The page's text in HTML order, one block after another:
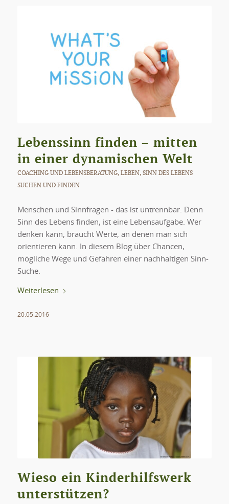
Lebenssinn finden – mitten
in einer dynamischen Welt
COACHING UND LEBENSBERATUNG, LEBEN, SINN DES LEBENS
SUCHEN UND FINDEN
Menschen und Sinnfragen - das ist untrennbar. Denn
Sinn des Lebens finden, ist eine Lebensaufgabe. Wer
denken kann, braucht Werte, an denen man sich
orientieren kann. In diesem Blog über Chancen,
mögliche Wege und Gefahren einer nachhaltigen Sinn-
Suche.
Weiterlesen
20.05.2016
Wieso ein Kinderhilfswerk
unterstützen?